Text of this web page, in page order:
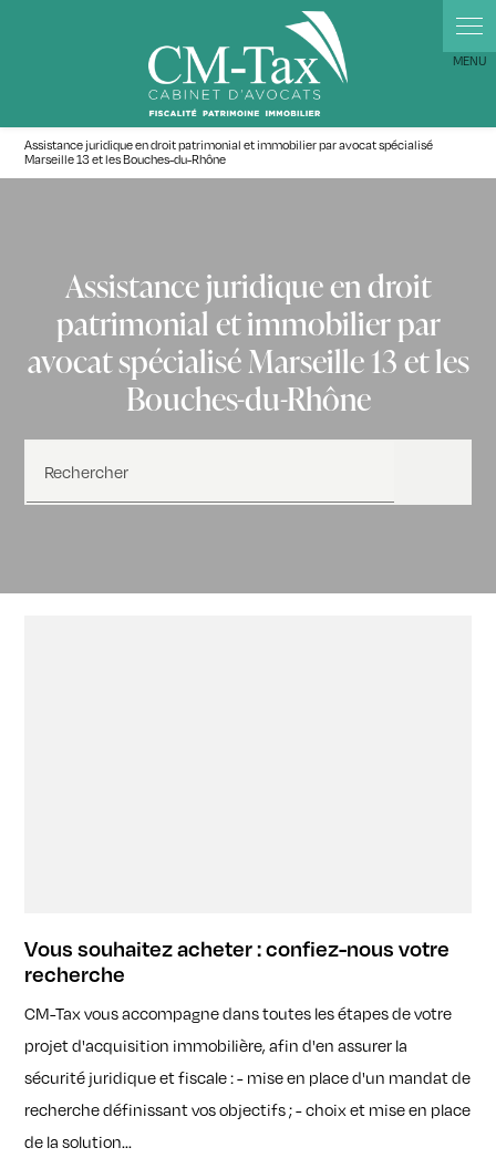
Assistance juridique en droit patrimonial et immobilier par avocat spécialisé
Marseille 13 et les Bouches-du-Rhône
Assistance juridique en droit
patrimonial et immobilier par
avocat spécialisé Marseille 13 et les
Bouches-du-Rhône
Rechercher
Vous souhaitez acheter : confiez-nous votre
recherche
CM-Tax vous accompagne dans toutes les étapes de votre
projet d'acquisition immobilière, afin d'en assurer la
sécurité juridique et fiscale : - mise en place d'un mandat de
recherche définissant vos objectifs ; - choix et mise en place
de la solution...